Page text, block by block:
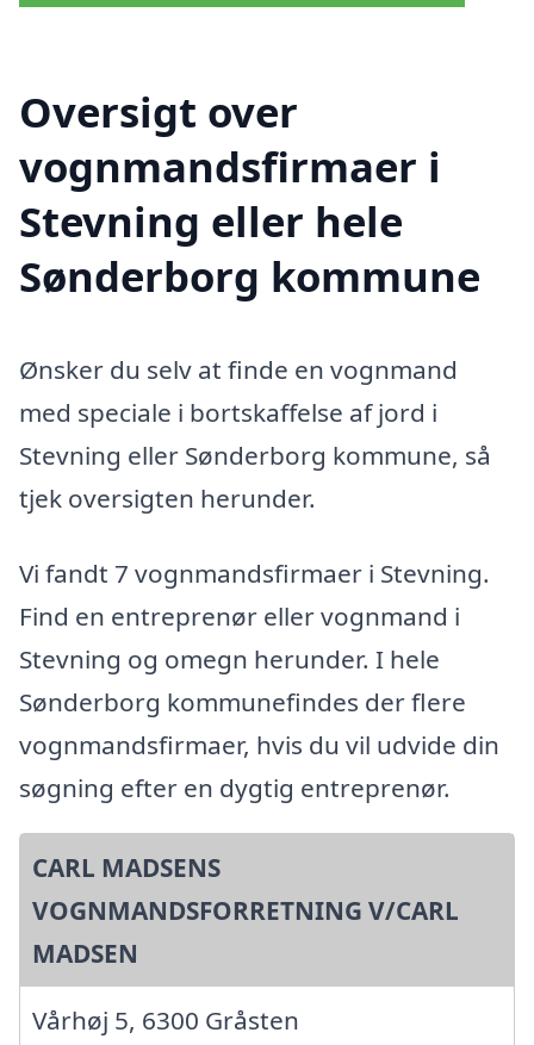
Oversigt over
vognmandsfirmaer i
Stevning eller hele
Sønderborg kommune
Ønsker du selv at finde en vognmand
med speciale i bortskaffelse af jord i
Stevning eller Sønderborg kommune, så
tjek oversigten herunder.
Vi fandt 7 vognmandsfirmaer i Stevning.
Find en entreprenør eller vognmand i
Stevning og omegn herunder. I hele
Sønderborg kommunefindes der flere
vognmandsfirmaer, hvis du vil udvide din
søgning efter en dygtig entreprenør.
CARL MADSENS
VOGNMANDSFORRETNING V/CARL
MADSEN
Vårhøj 5, 6300 Gråsten